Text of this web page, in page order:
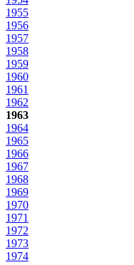
1955
1956
1957
1958
1959
1960
1961
1962
1963
1964
1965
1966
1967
1968
1969
1970
1971
1972
1973
1974